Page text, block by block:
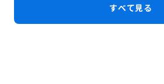
すべて見る